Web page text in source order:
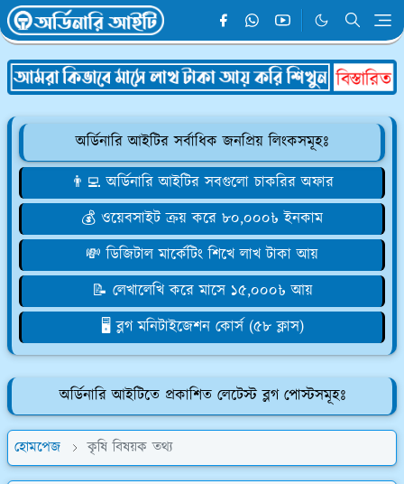
অর্ডিনারি আইটির সর্বাধিক জনপ্রিয় লিংকসমূহঃ
👨‍💻 অর্ডিনারি আইটির সবগুলো চাকরির অফার
💰 ওয়েবসাইট ক্রয় করে ৮০,০০০৳ ইনকাম
💸 ডিজিটাল মার্কেটিং শিখে লাখ টাকা আয়
📝 লেখালেখি করে মাসে ১৫,০০০৳ আয়
🖥️ ব্লগ মনিটাইজেশন কোর্স (৫৮ ক্লাস)
অর্ডিনারি আইটিতে প্রকাশিত লেটেস্ট ব্লগ পোস্টসমূহঃ
হোমপেজ কৃষি বিষয়ক তথ্য